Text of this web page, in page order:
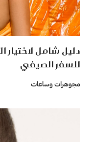
دليل شامل لاختيار
للسفر الصيفي
مجوهرات وساعات